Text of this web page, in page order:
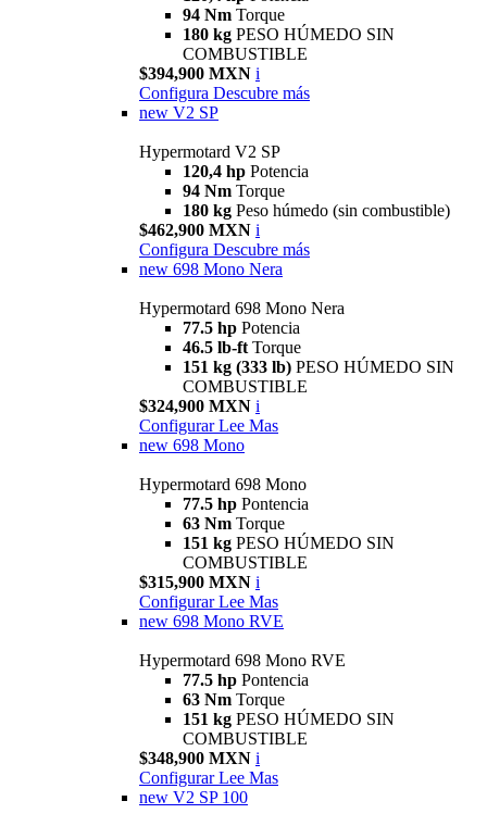
94 Nm Torque
180 kg PESO HÚMEDO SIN
COMBUSTIBLE
$394,900 MXN i
Configura Descubre más
new V2 SP
Hypermotard V2 SP
120,4 hp Potencia
94 Nm Torque
180 kg Peso húmedo (sin combustible)
$462,900 MXN i
Configura Descubre más
new 698 Mono Nera
Hypermotard 698 Mono Nera
77.5 hp Potencia
46.5 lb-ft Torque
151 kg (333 lb) PESO HÚMEDO SIN
COMBUSTIBLE
$324,900 MXN i
Configurar Lee Mas
new 698 Mono
Hypermotard 698 Mono
77.5 hp Pontencia
63 Nm Torque
151 kg PESO HÚMEDO SIN
COMBUSTIBLE
$315,900 MXN i
Configurar Lee Mas
new 698 Mono RVE
Hypermotard 698 Mono RVE
77.5 hp Pontencia
63 Nm Torque
151 kg PESO HÚMEDO SIN
COMBUSTIBLE
$348,900 MXN i
Configurar Lee Mas
new V2 SP 100